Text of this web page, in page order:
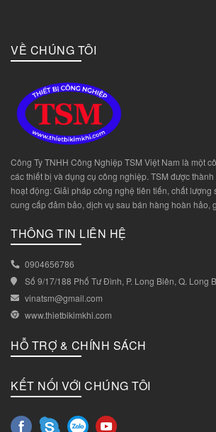
Đài Loan
Bulgary
VỀ CHÚNG TÔI
Công Ty TNHH Công Nghiệp TSM Việt Nam là một
các thiết bị và dụng cụ công nghiệp. TSM được
hoạt động: Giải pháp công nghệ tiên tiến, chất lượng
cung cấp đảm bảo, dịch vụ sau bán hàng hoàn hảo,
THÔNG TIN LIÊN HỆ
0904656786
Số 9/17/188 Phố Tư Đình, P. Long Biên, Q. Long
vinatsm@gmail.com
www.thietbikimkhi.com
HỖ TRỢ & CHÍNH SÁCH
KẾT NỐI VỚI CHÚNG TÔI